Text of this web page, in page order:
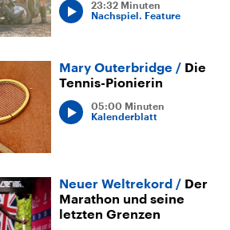
23:32 Minuten
Nachspiel. Feature
Mary Outerbridge
Die
Tennis-Pionierin
05:00 Minuten
Kalenderblatt
Neuer Weltrekord
Der
Marathon und seine
letzten Grenzen